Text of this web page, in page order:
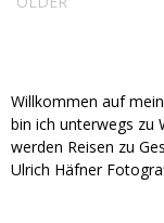
Willkommen auf
bin ich unterwegs zu
werden Reisen zu
Ulrich Häfner